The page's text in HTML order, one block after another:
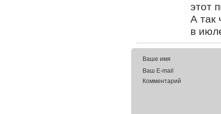
этот
А так
в
Ваше имя
Ваш E-mail
Комментарий